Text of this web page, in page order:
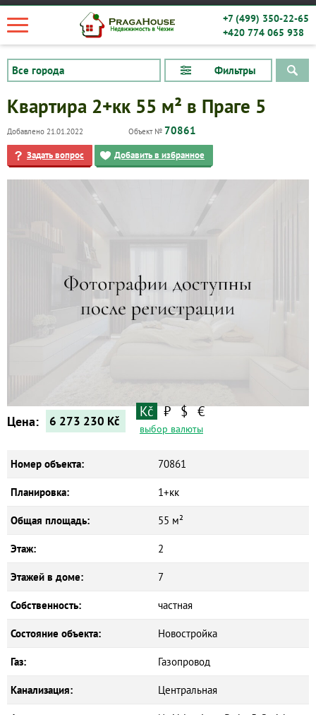
+7 (499) 350-22-65
+420 774 065 938
Фильтры
Квартира 2+кк 55 м² в Праге 5
Добавлено 21.01.2022 Объект № 70861
Задать вопрос Добавить в избранное
Цена: 6 273 230 Kč
Kč ₽ $ €
выбор валюты
Номер объекта: 70861
Планировка: 1+кк
Общая площадь: 55 м²
Этаж: 2
Этажей в доме: 7
Собственность: частная
Состояние объекта: Новостройка
Газ: Газопровод
Канализация: Центральная